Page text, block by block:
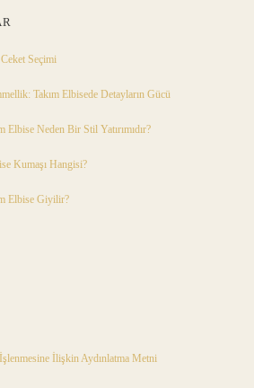
Seçimi
Takım Elbisede Detayların Gücü
Elbise Neden Bir Stil Yatırımıdır?
Kumaşı Hangisi?
Elbise Giyilir?
İlişkin Aydınlatma Metni